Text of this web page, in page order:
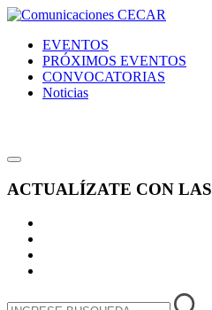
EVENTOS
PRÓXIMOS EVENTOS
CONVOCATORIAS
Noticias
ACTUALÍZATE CON LAS